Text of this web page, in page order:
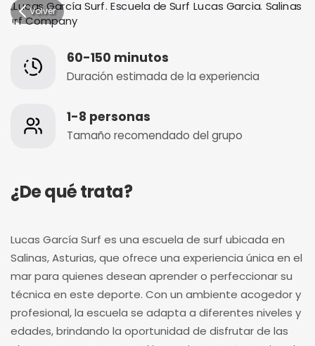
Volver
60-150 minutos
Duración estimada de la experiencia
1-8 personas
Tamaño recomendado del grupo
¿De qué trata?
Lucas García Surf es una escuela de surf ubicada en
Salinas, Asturias, que ofrece una experiencia única en el
mar para quienes desean aprender o perfeccionar su
técnica en este deporte. Con un ambiente acogedor y
profesional, la escuela se adapta a diferentes niveles y
edades, brindando la oportunidad de disfrutar de las